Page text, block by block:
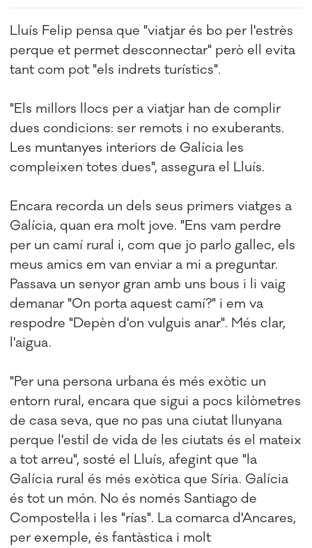
Lluís Felip pensa que "viatjar és bo per l'estrès
perque et permet desconnectar" però ell evita
tant com pot "els indrets turístics".
"Els millors llocs per a viatjar han de complir
dues condicions: ser remots i no exuberants.
Les muntanyes interiors de Galícia les
compleixen totes dues", assegura el Lluís.
Encara recorda un dels seus primers viatges a
Galícia, quan era molt jove. "Ens vam perdre
per un camí rural i, com que jo parlo gallec, els
meus amics em van enviar a mi a preguntar.
Passava un senyor gran amb uns bous i li vaig
demanar "On porta aquest camí?" i em va
respodre "Depèn d'on vulguis anar". Més clar,
l'aigua.
"Per una persona urbana és més exòtic un
entorn rural, encara que sigui a pocs kilòmetres
de casa seva, que no pas una ciutat llunyana
perque l'estil de vida de les ciutats és el mateix
a tot arreu", sosté el Lluís, afegint que "la
Galícia rural és més exòtica que Síria. Galícia
és tot un món. No és només Santiago de
Compostel·la i les "rías". La comarca d'Ancares,
per exemple, és fantàstica i molt